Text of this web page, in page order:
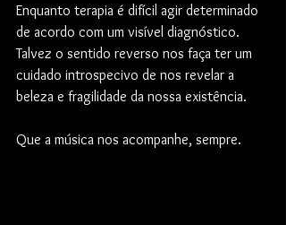
Enquanto terapia é difícil agir determinado
de acordo com um visível diagnóstico.
Talvez o sentido reverso nos faça ter um
cuidado introspecivo de nos revelar a
beleza e fragilidade da nossa existência.
Que a música nos acompanhe, sempre.